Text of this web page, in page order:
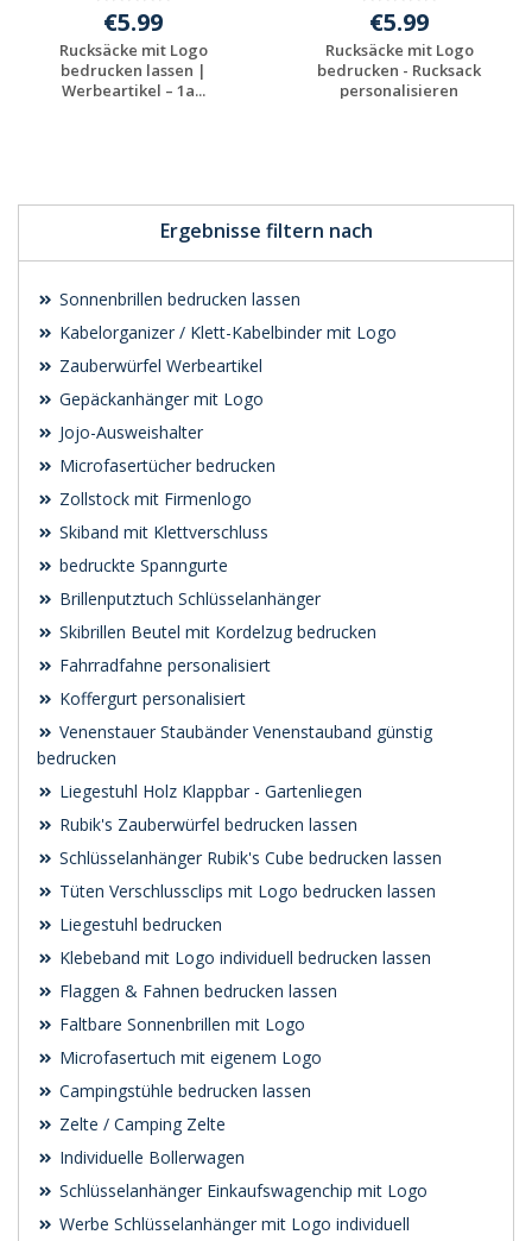
Ergebnisse filtern nach
Sonnenbrillen bedrucken lassen
Kabelorganizer / Klett-Kabelbinder mit Logo
Zauberwürfel Werbeartikel
Gepäckanhänger mit Logo
Jojo-Ausweishalter
Microfasertücher bedrucken
Zollstock mit Firmenlogo
Skiband mit Klettverschluss
bedruckte Spanngurte
Brillenputztuch Schlüsselanhänger
Skibrillen Beutel mit Kordelzug bedrucken
Fahrradfahne personalisiert
Koffergurt personalisiert
Venenstauer Staubänder Venenstauband günstig
bedrucken
Liegestuhl Holz Klappbar - Gartenliegen
Rubik's Zauberwürfel bedrucken lassen
Schlüsselanhänger Rubik's Cube bedrucken lassen
Tüten Verschlussclips mit Logo bedrucken lassen
Liegestuhl bedrucken
Klebeband mit Logo individuell bedrucken lassen
Flaggen & Fahnen bedrucken lassen
Faltbare Sonnenbrillen mit Logo
Microfasertuch mit eigenem Logo
Campingstühle bedrucken lassen
Zelte / Camping Zelte
Individuelle Bollerwagen
Schlüsselanhänger Einkaufswagenchip mit Logo
Werbe Schlüsselanhänger mit Logo individuell
€5.99
Rucksäcke mit Logo
bedrucken lassen |
Werbeartikel – 1a...
€5.99
Rucksäcke mit Logo
bedrucken - Rucksack
personalisieren